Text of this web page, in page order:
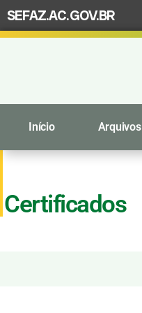
SEFAZ.AC.GOV.BR
Início Arquivos
Certificados